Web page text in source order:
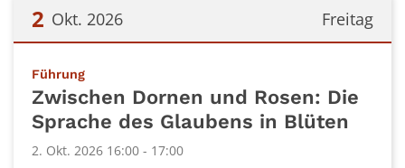
Freitag
2 Okt. 2026
Führung:
Zwischen Dornen und Rosen: Die
Sprache des Glaubens in Blüten
2. Okt. 2026 16:00 - 17:00